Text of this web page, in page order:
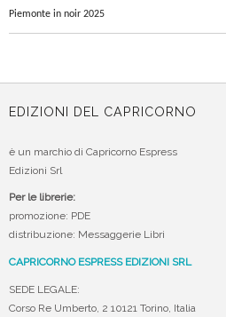
Piemonte in noir 2025
EDIZIONI DEL CAPRICORNO
è un marchio di Capricorno Espress
Edizioni Srl
Per le librerie:
promozione: PDE
distribuzione: Messaggerie Libri
CAPRICORNO ESPRESS EDIZIONI SRL
SEDE LEGALE:
Corso Re Umberto, 2 10121 Torino, Italia